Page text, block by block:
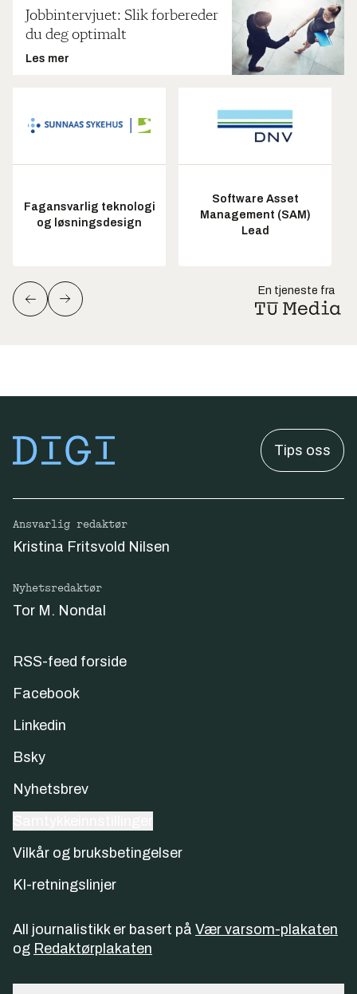
Jobbintervjuet: Slik forbereder
du deg optimalt
Les mer
Fagansvarlig teknologi
og løsningsdesign
Software Asset
Management (SAM)
Lead
En tjeneste fra
Tips oss
Ansvarlig redaktør
Kristina Fritsvold Nilsen
Nyhetsredaktør
Tor M. Nondal
RSS-feed forside
Facebook
Linkedin
Bsky
Nyhetsbrev
Vilkår og bruksbetingelser
KI-retningslinjer
All journalistikk er basert på Vær varsom-plakaten
og Redaktørplakaten